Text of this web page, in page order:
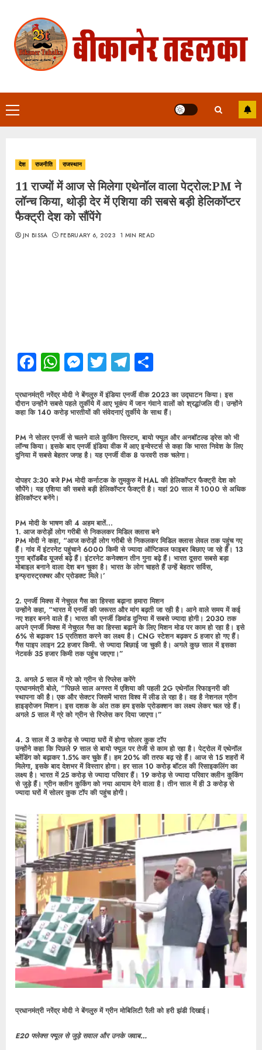
content
Primary
Menu
देश राजनीति राजस्थान
11 राज्यों में आज से मिलेगा एथेनॉल वाला पेट्रोल:PM ने
लॉन्च किया, थोड़ी देर में एशिया की सबसे बड़ी हेलिकॉप्टर
फैक्ट्री देश को सौंपेंगे
JN BISSA FEBRUARY 6, 2023 1 MIN READ
Facebook
WhatsApp
Messenger
TwitterTelegram
प्रधानमंत्री नरेंद्र मोदी ने बेंगलुरु में इंडिया एनर्जी वीक 2023 का उद्घाटन किया। इस
दौरान उन्होंने सबसे पहले तुर्कीये में आए भूकंप में जान गंवाने वालों को श्रद्धांजलि दी। उन्होंने
कहा कि 140 करोड़ भारतीयों की संवेदनाएं तुर्कीये के साथ हैं।
PM ने सोलर एनर्जी से चलने वाले कुकिंग सिस्टम, बायो फ्यूल और अनबॉटल्ड ड्रेस को भी
लॉन्च किया। इसके बाद एनर्जी इंडिया वीक में आए इन्वेस्टर्स से कहा कि भारत निवेश के लिए
दुनिया में सबसे बेहतर जगह है। यह एनर्जी वीक 8 फरवरी तक चलेगा।
दोपहर 3:30 बजे PM मोदी कर्नाटक के तुमकुरु में HAL की हेलिकॉप्टर फैक्ट्री देश को
सौपेंगे। यह एशिया की सबसे बड़ी हेलिकॉप्टर फैक्ट्री है। यहां 20 साल में 1000 से अधिक
हेलिकॉप्टर बनेंगे।
PM मोदी के भाषण की 4 अहम बातें…
1. आज करोड़ों लोग गरीबी से निकलकर मिडिल क्लास बने
PM मोदी ने कहा, “आज करोड़ों लोग गरीबी से निकलकर मिडिल क्लास लेवल तक पहुंच गए
हैं। गांव में इंटरनेट पहुंचाने 6000 किमी से ज्यादा ऑप्टिकल फाइबर बिछाए जा रहे हैं। 13
गुना ब्रॉडबैंड यूजर्स बढ़े हैं। इंटरनेट कनेक्शन तीन गुना बढ़े हैं। भारत दूसरा सबसे बड़ा
मोबाइल बनाने वाला देश बन चुका है। भारत के लोग चाहते हैं उन्हें बेहतर सर्विस,
इन्फ्रास्ट्रक्चर और प्रोडक्ट मिले।’
2. एनर्जी मिक्स में नेचुरल गैस का हिस्सा बढ़ाना हमारा मिशन
उन्होंने कहा, “भारत में एनर्जी की जरूरत और मांग बढ़ती जा रही है। आने वाले समय में कई
नए शहर बनने वाले हैं। भारत की एनर्जी डिमांड दुनिया में सबसे ज्यादा होगी। 2030 तक
अपने एनर्जी मिक्स में नेचुरल गैस का हिस्सा बढ़ाने के लिए मिशन मोड पर काम हो रहा है। इसे
6% से बढ़ाकर 15 प्रतिशत करने का लक्ष्य है। CNG स्टेशन बढ़कर 5 हजार हो गए हैं।
गैस पाइप लाइन 22 हजार किमी. से ज्यादा बिछाई जा चुकी है। अगले कुछ साल में इसका
नेटवर्क 35 हजार किमी तक पहुंच जाएगा।”
3. अगले 5 साल में ग्रे को ग्रीन से रिप्लेस करेंगे
प्रधानमंत्री बोले, “पिछले साल अगस्त में एशिया की पहली 2G एथेनॉल रिफाइनरी की
स्थापना की है। एक और सेक्टर जिसमें भारत विश्व में लीड ले रहा है। वह है नेशनल ग्रीन
हाइड्रोजन मिशन। इस दशक के अंत तक हम इसके प्रोडक्शन का लक्ष्य लेकर चल रहे हैं।
अगले 5 साल में ग्रे को ग्रीन से रिप्लेस कर दिया जाएगा।”
4. 3 साल में 3 करोड़ से ज्यादा घरों में होगा सोलर कुक टॉप
उन्होंने कहा कि पिछले 9 साल से बायो फ्यूल पर तेजी से काम हो रहा है। पेट्रोल में एथेनॉल
ब्लेंडिंग को बढ़ाकर 1.5% कर चुके हैं। हम 20% की तरफ बढ़ रहे हैं। आज से 15 शहरों में
मिलेगा, इसके बाद देशभर में विस्तार होगा। हर साल 10 करोड़ बॉटल की रिसाइकलिंग का
लक्ष्य है। भारत में 25 करोड़ से ज्यादा परिवार हैं। 19 करोड़ से ज्यादा परिवार क्लीन कुकिंग
से जुड़े हैं। ग्रीन क्लीन कुकिंग को नया आयाम देने वाला है। तीन साल में ही 3 करोड़ से
ज्यादा घरों में सोलर कुक टॉप की पहुंच होगी।
प्रधानमंत्री नरेंद्र मोदी ने बेंगलुरु में ग्रीन मोबिलिटी रैली को हरी झंडी दिखाई।
E20 फ्लेक्सफ्यूल से जुड़े सवाल और उनके जवाब…